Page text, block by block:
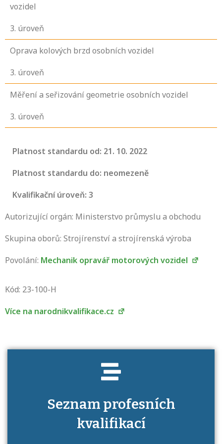
vozidel
3. úroveň
Oprava kolových brzd osobních vozidel
3. úroveň
Měření a seřizování geometrie osobních vozidel
3. úroveň
Platnost standardu od: 21. 10. 2022
Platnost standardu do: neomezeně
Kvalifikační úroveň: 3
Autorizující orgán: Ministerstvo průmyslu a obchodu
Skupina oborů: Strojírenství a strojírenská výroba
Povolání: Mechanik opravář motorových vozidel
Kód: 23-100-H
Více na narodnikvalifikace.cz
Seznam profesních
kvalifikací
Víte, jaké dovednosti musíte pro danou